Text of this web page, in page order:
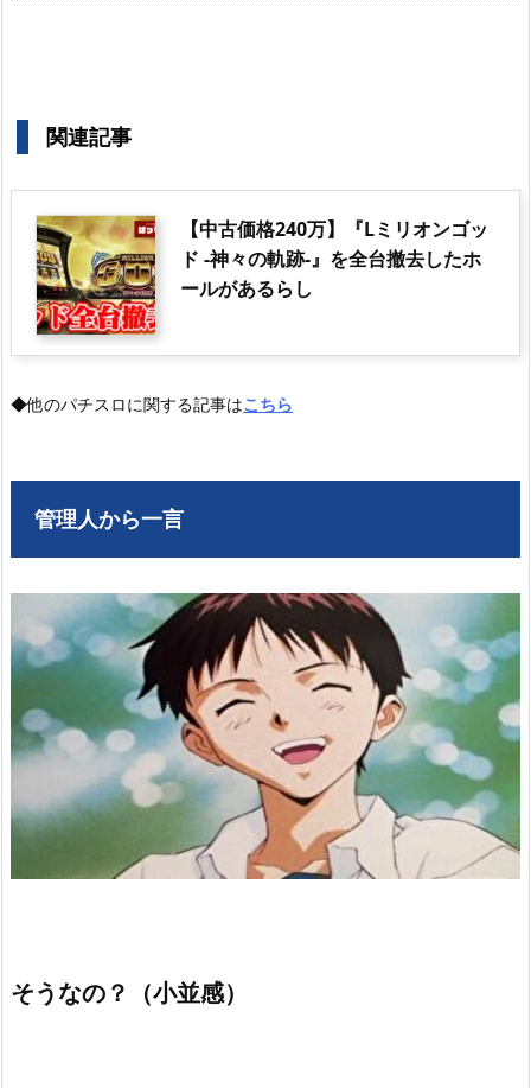
関連記事
【中古価格240万】『Lミリオンゴッ
ド -神々の軌跡-』を全台撤去したホ
ールがあるらし
◆他のパチスロに関する記事はこちら
管理人から一言
そうなの？（小並感）